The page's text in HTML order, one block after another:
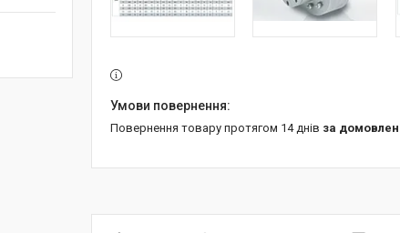
повернення товару протягом 14 днів за